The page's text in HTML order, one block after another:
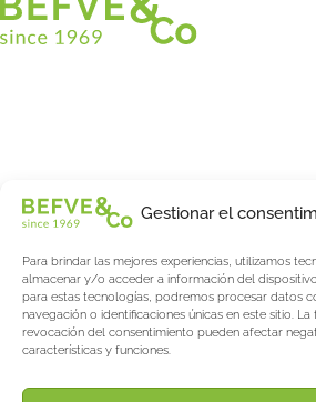
Gestionar el
Para brindar las mejores experiencias, utilizamos
almacenar y/o acceder a información del
para estas tecnologías, podremos procesar datos
navegación o identificaciones únicas en este sitio.
revocación del consentimiento pueden afectar
características y funciones.
Befve & Co
Servicios
Fogonadura
Actualités & Evènements
El blog de espárragos y bayas